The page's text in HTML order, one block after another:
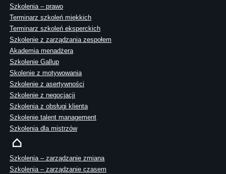
Szkolenia – prawo
Terminarz szkoleń miękkich
Terminarz szkoleń eksperckich
Szkolenie z zarządzania zespołem
Akademia menadżera
Szkolenie Gallup
Skolenie z motywowania
Szkolenie z asertywności
Szkolenie z negocjacji
Szkolenia z obsługi klienta
Szkolenie talent management
Szkolenia dla mistrzów
Szkolenia – zarządzanie zmianą
Szkolenia – zarządzanie czasem